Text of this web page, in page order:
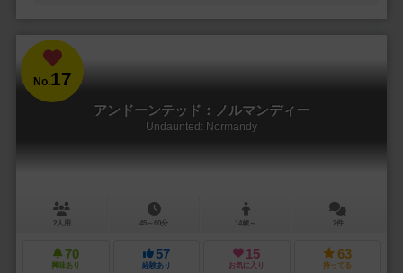
No.17
アンドーンテッド：ノルマンディー
Undaunted: Normandy
2人用 45～60分 14歳～ 2件
70
興味あり
57
経験あり
15
お気に入り
63
持ってる